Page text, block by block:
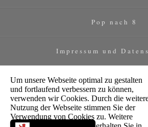
Pop nach 8
Impressum und
Um unsere Webseite optimal zu gestalten
und fortlaufend verbessern zu können,
verwenden wir Cookies. Durch die
Nutzung der Webseite stimmen Sie der
Verwendung von Cookies zu. Weitere